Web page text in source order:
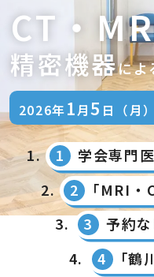
CT・
精密機器によ
2026年1月5 日（月）
学会専門
｢MRI・
予約
｢鶴